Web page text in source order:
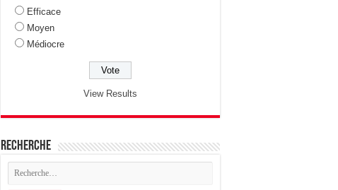
Efficace
Moyen
Médiocre
View Results
Recherche